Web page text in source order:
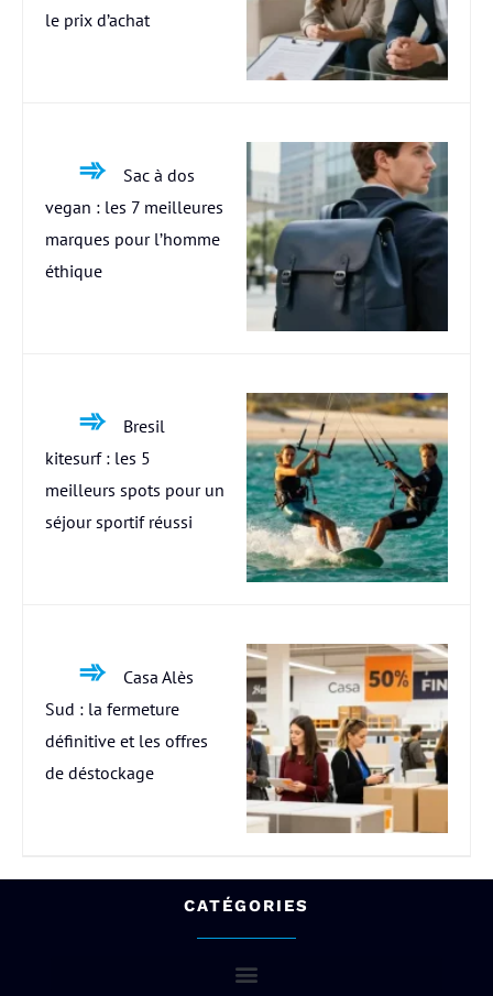
le prix d’achat
Sac à dos
vegan : les 7 meilleures
marques pour l’homme
éthique
Bresil
kitesurf : les 5
meilleurs spots pour un
séjour sportif réussi
Casa Alès
Sud : la fermeture
définitive et les offres
de déstockage
CATÉGORIES